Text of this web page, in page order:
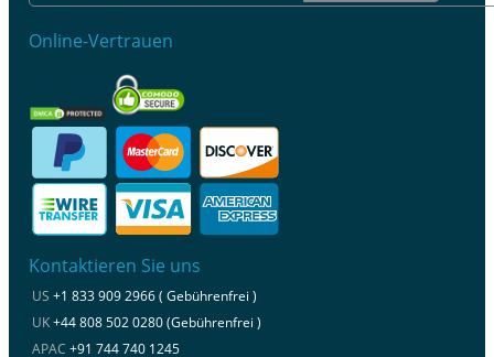
Online-Vertrauen
Kontaktieren Sie uns
US +1 833 909 2966 ( Gebührenfrei )
UK+44 808 502 0280 (Gebührenfrei )
APAC +91 744 740 1245